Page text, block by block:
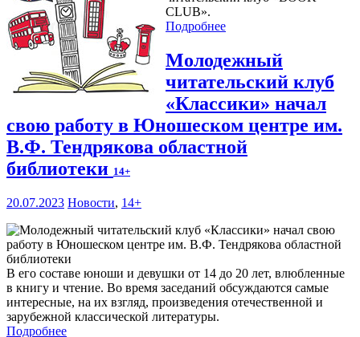
CLUB».
Подробнее
Молодежный
читательский клуб
«Классики» начал
свою работу в Юношеском центре им.
В.Ф. Тендрякова областной
библиотеки 14+
20.07.2023 Новости, 14+
В его составе юноши и девушки от 14 до 20 лет, влюбленные
в книгу и чтение. Во время заседаний обсуждаются самые
интересные, на их взгляд, произведения отечественной и
зарубежной классической литературы.
Подробнее